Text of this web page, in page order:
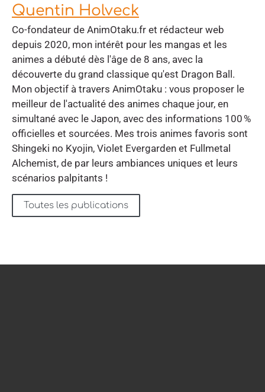
Quentin Holveck
Co-fondateur de AnimOtaku.fr et rédacteur web
depuis 2020, mon intérêt pour les mangas et les
animes a débuté dès l'âge de 8 ans, avec la
découverte du grand classique qu'est Dragon Ball.
Mon objectif à travers AnimOtaku : vous proposer le
meilleur de l'actualité des animes chaque jour, en
simultané avec le Japon, avec des informations 100 %
officielles et sourcées. Mes trois animes favoris sont
Shingeki no Kyojin, Violet Evergarden et Fullmetal
Alchemist, de par leurs ambiances uniques et leurs
scénarios palpitants !
Toutes les publications